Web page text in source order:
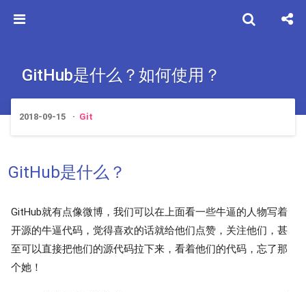
GitHub是什么？如何使用？
2018-09-15 Git
GitHub是什么？
GitHub就有点像微博，我们可以在上面看一些牛逼的人物写着
开源的牛逼代码，觉得喜欢的话就给他们点赞，关注他们，甚
至可以直接把他们的源代码拉下来，看着他们的代码，忘了那
个她！